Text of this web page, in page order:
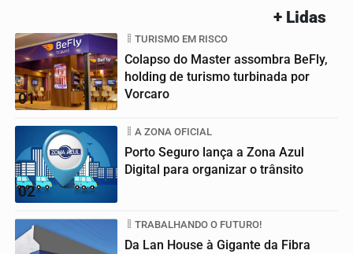
+ Lidas
01
TURISMO EM RISCO
Colapso do Master assombra BeFly,
holding de turismo turbinada por
Vorcaro
02
A ZONA OFICIAL
Porto Seguro lança a Zona Azul
Digital para organizar o trânsito
TRABALHANDO O FUTURO!
Da Lan House à Gigante da Fibra